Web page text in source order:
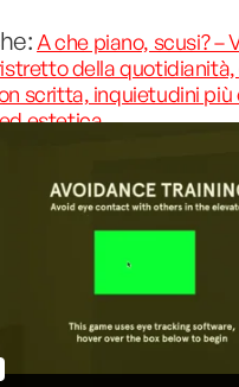
A che piano, scusi? –
della quotidianità,
scritta, inquietudini più
estetica.
istinto di
un incrocio di
tutti i modi di guardarsi